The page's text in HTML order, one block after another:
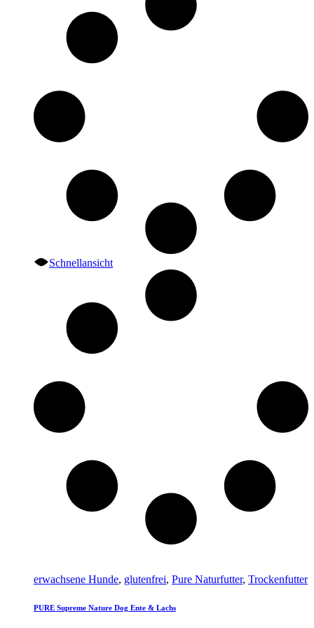
Schnellansicht
erwachsene Hunde, glutenfrei, Pure Naturfutter, Trockenfutter
PURE Supreme Nature Dog Ente & Lachs